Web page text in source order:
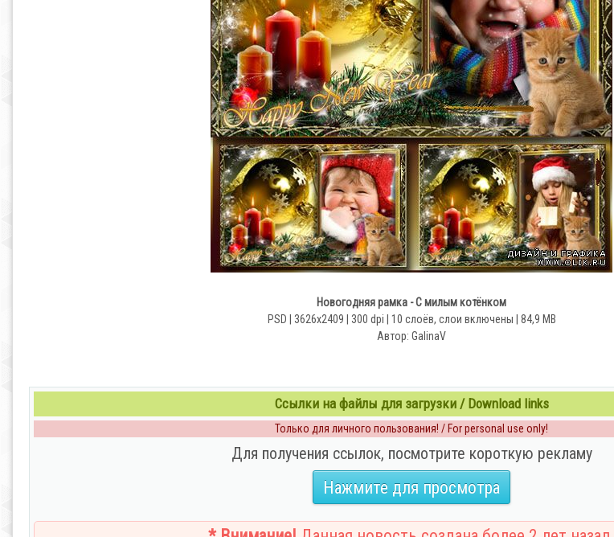
Новогодняя рамка - С милым котёнком
PSD | 3626x2409 | 300 dpi | 10 слоёв, слои включены | 84,9 MB
Автор: GalinaV
Ссылки на файлы для загрузки / Download links
Только для личного пользования! / For personal use only!
Для получения ссылок, посмотрите короткую рекламу
Нажмите для просмотра